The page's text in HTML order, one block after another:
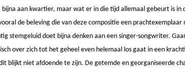
aan kwartier, maar wat er in die tijd allemaal gebeurt is in
de beleving die van deze compositie een
stemgeluid doet bijna denken aan een singer-songwriter.
over zich tot het geheel even helemaal los gaat in een
blijkt niet afdoende te zijn. De getemde en georganiseerde